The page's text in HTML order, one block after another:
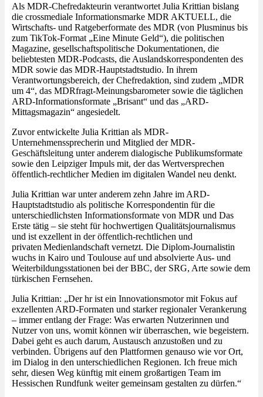
Als MDR-Chefredakteurin verantwortet Julia Krittian bislang
die crossmediale Informationsmarke MDR AKTUELL, die
Wirtschafts- und Ratgeberformate des MDR (von Plusminus bis
zum TikTok-Format „Eine Minute Geld“), die politischen
Magazine, gesellschaftspolitische Dokumentationen, die
beliebtesten MDR-Podcasts, die Auslandskorrespondenten des
MDR sowie das MDR-Hauptstadtstudio. In ihrem
Verantwortungsbereich, der Chefredaktion, sind zudem „MDR
um 4“, das MDRfragt-Meinungsbarometer sowie die täglichen
ARD-Informationsformate „Brisant“ und das „ARD-
Mittagsmagazin“ angesiedelt.
Zuvor entwickelte Julia Krittian als MDR-
Unternehmenssprecherin und Mitglied der MDR-
Geschäftsleitung unter anderem dialogische Publikumsformate
sowie den Leipziger Impuls mit, der das Wertversprechen
öffentlich-rechtlicher Medien im digitalen Wandel neu denkt.
Julia Krittian war unter anderem zehn Jahre im ARD-
Hauptstadtstudio als politische Korrespondentin für die
unterschiedlichsten Informationsformate von MDR und Das
Erste tätig – sie steht für hochwertigen Qualitätsjournalismus
und ist exzellent in der öffentlich-rechtlichen und
privaten Medienlandschaft vernetzt. Die Diplom-Journalistin
wuchs in Kairo und Toulouse auf und absolvierte Aus- und
Weiterbildungsstationen bei der BBC, der SRG, Arte sowie dem
türkischen Fernsehen.
Julia Krittian: „Der hr ist ein Innovationsmotor mit Fokus auf
exzellenten ARD-Formaten und starker regionaler Verankerung
– immer entlang der Frage: Was erwarten Nutzerinnen und
Nutzer von uns, womit können wir überraschen, wie begeistern.
Dabei geht es auch darum, Austausch anzustoßen und zu
verbinden. Übrigens auf den Plattformen genauso wie vor Ort,
im Dialog in den unterschiedlichen Regionen. Ich freue mich
sehr, diesen Weg künftig mit einem großartigen Team im
Hessischen Rundfunk weiter gemeinsam gestalten zu dürfen.“